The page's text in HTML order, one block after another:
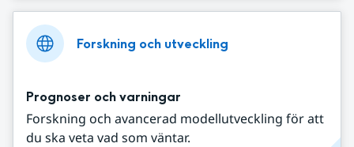
Forskning och utveckling
Prognoser och varningar
Forskning och avancerad modellutveckling för att
du ska veta vad som väntar.